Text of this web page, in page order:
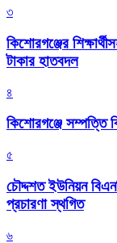
৩
কিশোরগঞ্জের
টাকার হাতবদল
৪
কিশোরগঞ্জে সম্পত্তি
৫
চৌদ্দশত ইউনিয়ন
প্রচারণা স্থগিত
৬